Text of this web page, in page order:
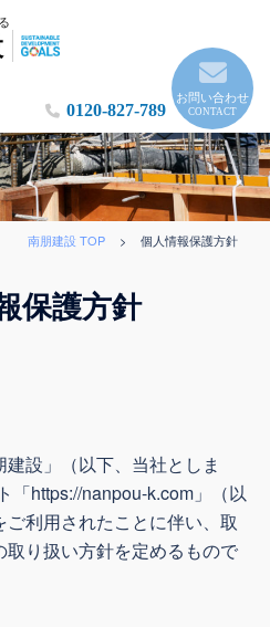
0120-827-789
お問い合わせ
CONTACT
南朋建設 TOP > 個人情報保護方針
保護方針
設」（以下、当社としま
「https://nanpou-k.com」（以
利用されたことに伴い、取
り扱い方針を定めるもので